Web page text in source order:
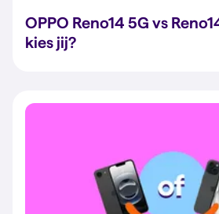
OPPO Reno14 5G vs
kies jij?